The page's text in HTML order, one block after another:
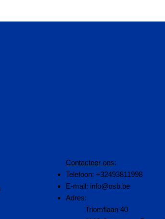
Contacteer ons:
Telefoon: +32493811998
E-mail: info@osb.be
Adres:
Triomflaan 40